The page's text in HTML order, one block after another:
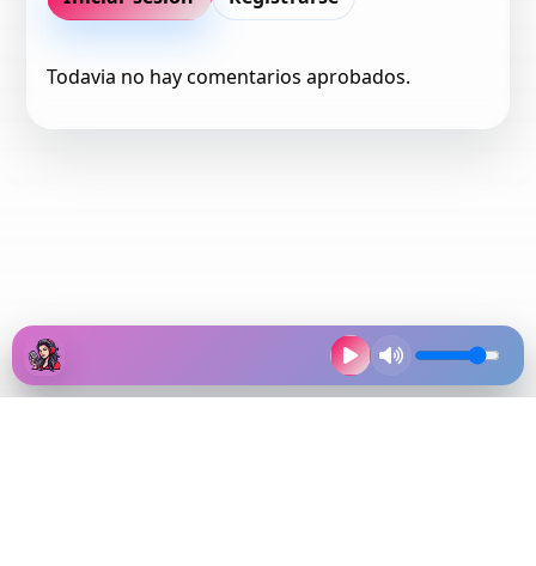
Todavia no hay comentarios aprobados.